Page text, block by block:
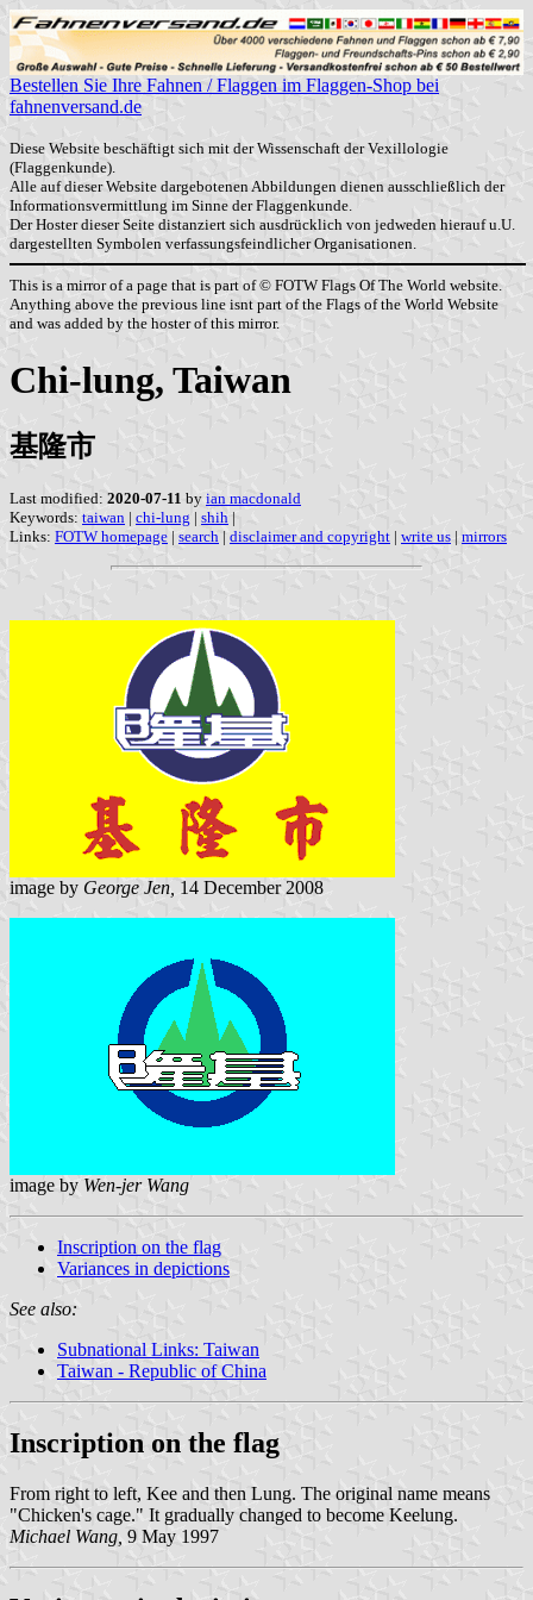
Bestellen Sie Ihre Fahnen / Flaggen im Flaggen-Shop bei
fahnenversand.de
Diese Website beschäftigt sich mit der Wissenschaft der Vexillologie
(Flaggenkunde).
Alle auf dieser Website dargebotenen Abbildungen dienen ausschließlich der
Informationsvermittlung im Sinne der Flaggenkunde.
Der Hoster dieser Seite distanziert sich ausdrücklich von jedweden hierauf u.U.
dargestellten Symbolen verfassungsfeindlicher Organisationen.
This is a mirror of a page that is part of © FOTW Flags Of The World website.
Anything above the previous line isnt part of the Flags of the World Website
and was added by the hoster of this mirror.
Chi-lung, Taiwan
基隆市
Last modified: 2020-07-11 by ian macdonald
Keywords: taiwan | chi-lung | shih |
Links: FOTW homepage | search | disclaimer and copyright | write us | mirrors
image by George Jen, 14 December 2008
image by Wen-jer Wang
Inscription on the flag
Variances in depictions
See also:
Subnational Links: Taiwan
Taiwan - Republic of China
Inscription on the flag
From right to left, Kee and then Lung. The original name means
"Chicken's cage." It gradually changed to become Keelung.
Michael Wang, 9 May 1997